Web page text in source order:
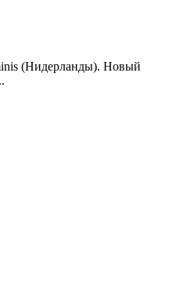
(Нидерланды). Новый